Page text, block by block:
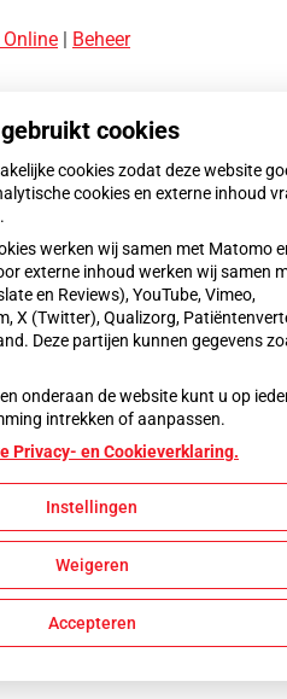
| Beheer
cookies
cookies zodat deze website
cookies en externe inhoud
werken wij samen met Matomo
externe inhoud werken wij samen
en Reviews), YouTube, Vimeo,
X (Twitter), Qualizorg,
Deze partijen kunnen gegevens
onderaan de website kunt u op
intrekken of aanpassen.
Privacy- en Cookieverklaring.
Instellingen
Weigeren
Accepteren